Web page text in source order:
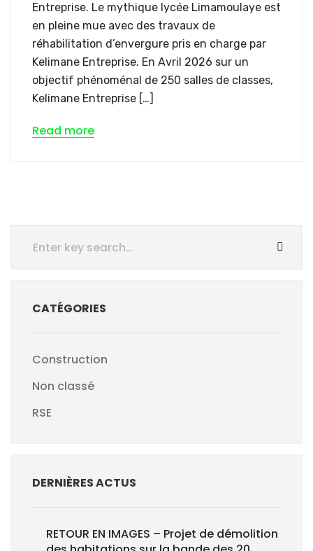
Entreprise. Le mythique lycée Limamoulaye est
en pleine mue avec des travaux de
réhabilitation d’envergure pris en charge par
Kelimane Entreprise. En Avril 2026 sur un
objectif phénoménal de 250 salles de classes,
Kelimane Entreprise […]
Read more
CATÉGORIES
Construction
Non classé
RSE
DERNIÈRES ACTUS
RETOUR EN IMAGES – Projet de démolition